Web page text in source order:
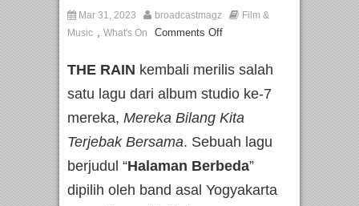
Mar 31, 2023 broadcastmagz
Film &
Music , What's On Comments Off
THE RAIN kembali merilis salah
satu lagu dari album studio ke-7
mereka, Mereka Bilang Kita
Terjebak Bersama. Sebuah lagu
berjudul “Halaman Berbeda”
dipilih oleh band asal Yogyakarta